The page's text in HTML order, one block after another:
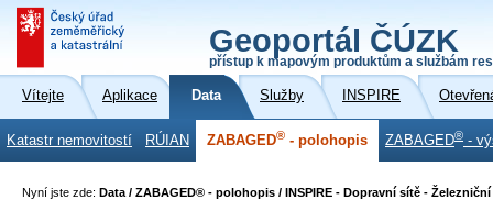
Geoportál ČÚZK
přístup k mapovým produktům a službám
Vítejte Aplikace Data Služby INSPIRE
Katastr nemovitostí RÚIAN ZABAGED® - polohopis ZABAGED® -
Nyní jste zde: Data / ZABAGED® - polohopis / INSPIRE - Dopravní sítě -